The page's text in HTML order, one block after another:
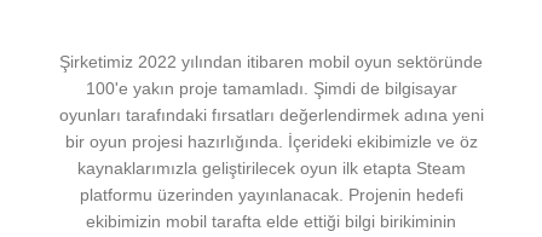
Şirketimiz 2022 yılından itibaren mobil oyun sektöründe
100'e yakın proje tamamladı. Şimdi de bilgisayar
oyunları tarafındaki fırsatları değerlendirmek adına yeni
bir oyun projesi hazırlığında. İçerideki ekibimizle ve öz
kaynaklarımızla geliştirilecek oyun ilk etapta Steam
platformu üzerinden yayınlanacak. Projenin hedefi
ekibimizin mobil tarafta elde ettiği bilgi birikiminin